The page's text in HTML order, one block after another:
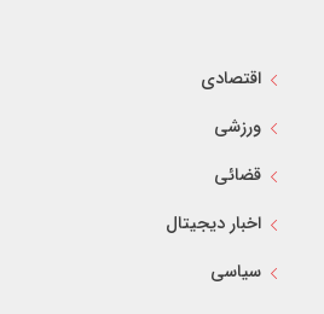
اقتصادی
ورزشی
قضائی
اخبار دیجیتال
سیاسی